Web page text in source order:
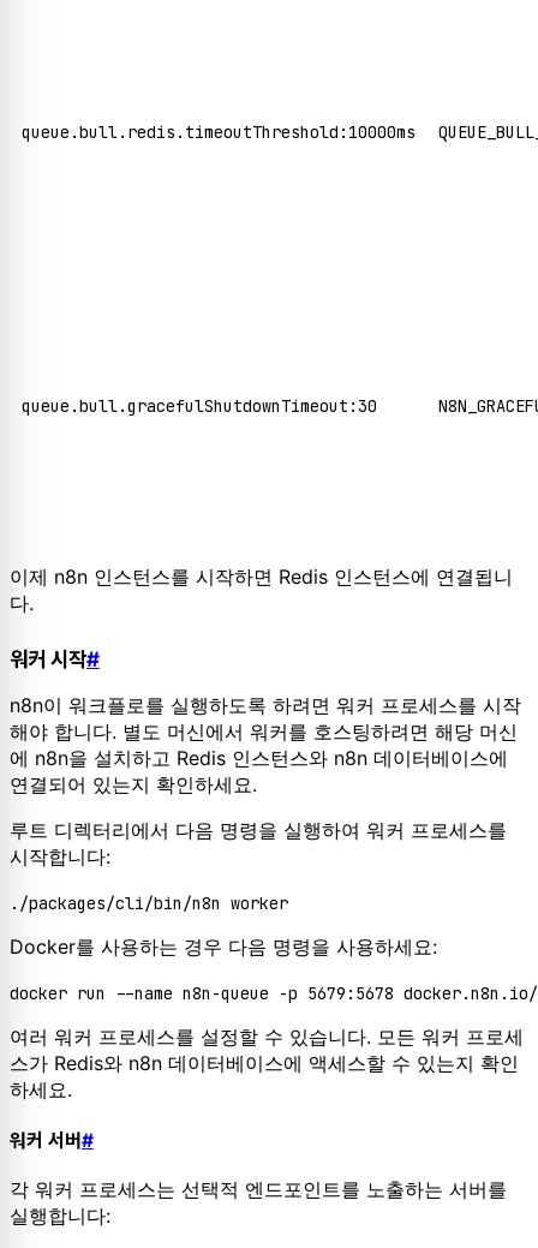
queue.bull.redis.timeoutThreshold:10000ms
queue.bull.gracefulShutdownTimeout:30
이제 n8n 인스턴스를 시작하면 Redis 인스턴스에 연결됩니
다.
워커 시작#
n8n이 워크플로를 실행하도록 하려면 워커 프로세스를 시작
해야 합니다. 별도 머신에서 워커를 호스팅하려면 해당 머신
에 n8n을 설치하고 Redis 인스턴스와 n8n 데이터베이스에
연결되어 있는지 확인하세요.
루트 디렉터리에서 다음 명령을 실행하여 워커 프로세스를
시작합니다:
Docker를 사용하는 경우 다음 명령을 사용하세요:
여러 워커 프로세스를 설정할 수 있습니다. 모든 워커 프로세
스가 Redis와 n8n 데이터베이스에 액세스할 수 있는지 확인
하세요.
워커 서버#
각 워커 프로세스는 선택적 엔드포인트를 노출하는 서버를
실행합니다: